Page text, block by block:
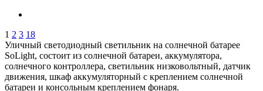
1 2 3 18
Уличный светодиодный светильник на солнечной батарее
SoLight, состоит из солнечной батареи, аккумулятора,
солнечного контроллера, светильник низковольтный, датчик
движения, шкаф аккумуляторный с креплением солнечной
батареи и консольным креплением фонаря.